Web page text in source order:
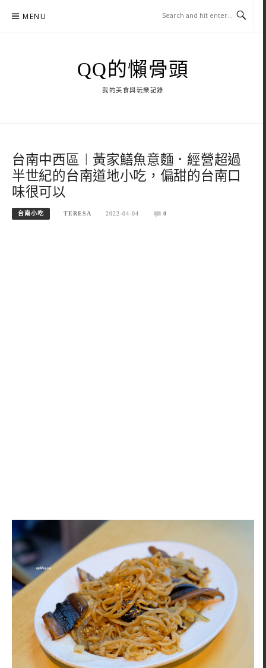
MENU
QQ的懶骨頭
我的美食與玩樂記錄
台南中西區︱黃家鱔魚意麵．經營超過
半世紀的台南道地小吃，偏甜的台南口
味很可以
台南小吃 TERESA 2022-04-04 0